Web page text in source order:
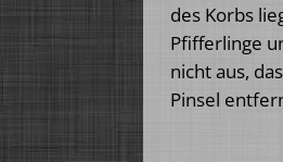
des Korbs
Pfifferlinge
nicht aus,
Pinsel